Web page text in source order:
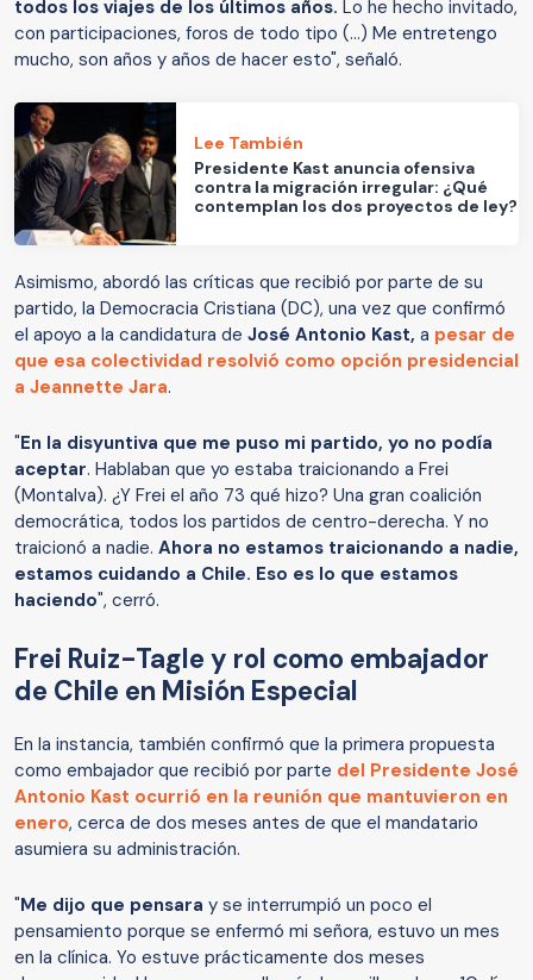
todos los viajes de los últimos años. Lo he hecho invitado,
con participaciones, foros de todo tipo (...) Me entretengo
mucho, son años y años de hacer esto", señaló.
Lee También
Presidente Kast anuncia ofensiva
contra la migración irregular: ¿Qué
contemplan los dos proyectos de ley?
Asimismo, abordó las críticas que recibió por parte de su
partido, la Democracia Cristiana (DC), una vez que confirmó
el apoyo a la candidatura de José Antonio Kast, a pesar de
que esa colectividad resolvió como opción presidencial
a Jeannette Jara.
"En la disyuntiva que me puso mi partido, yo no podía
aceptar. Hablaban que yo estaba traicionando a Frei
(Montalva). ¿Y Frei el año 73 qué hizo? Una gran coalición
democrática, todos los partidos de centro-derecha. Y no
traicionó a nadie. Ahora no estamos traicionando a nadie,
estamos cuidando a Chile. Eso es lo que estamos
haciendo", cerró.
Frei Ruiz-Tagle y rol como embajador
de Chile en Misión Especial
En la instancia, también confirmó que la primera propuesta
como embajador que recibió por parte del Presidente José
Antonio Kast ocurrió en la reunión que mantuvieron en
enero, cerca de dos meses antes de que el mandatario
asumiera su administración.
"Me dijo que pensara y se interrumpió un poco el
pensamiento porque se enfermó mi señora, estuvo un mes
en la clínica. Yo estuve prácticamente dos meses